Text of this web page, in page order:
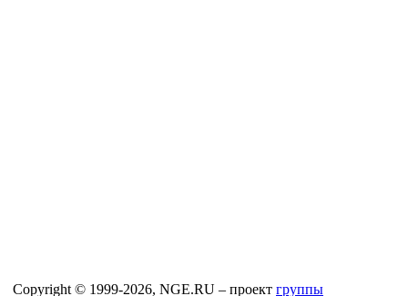
Copyright © 1999-2026, NGE.RU – проект группы